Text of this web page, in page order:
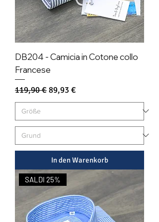
DB204 - Camicia in Cotone collo
Francese
Standardpreis
119,90 €Sale-Preis
89,93 €
In den Warenkorb
SALDI 25%